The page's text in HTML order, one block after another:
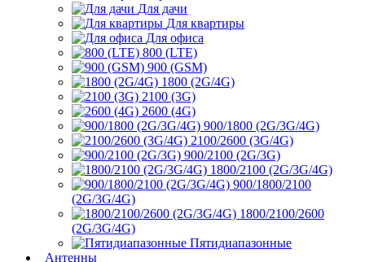
Для дачи
Для квартиры
Для офиса
800 (LTE)
900 (GSM)
1800 (2G/4G)
2100 (3G)
2600 (4G)
900/1800 (2G/3G/4G)
2100/2600 (3G/4G)
900/2100 (2G/3G)
1800/2100 (2G/3G/4G)
900/1800/2100
(2G/3G/4G)
1800/2100/2600
(2G/3G/4G)
Пятидиапазонные
Антенны